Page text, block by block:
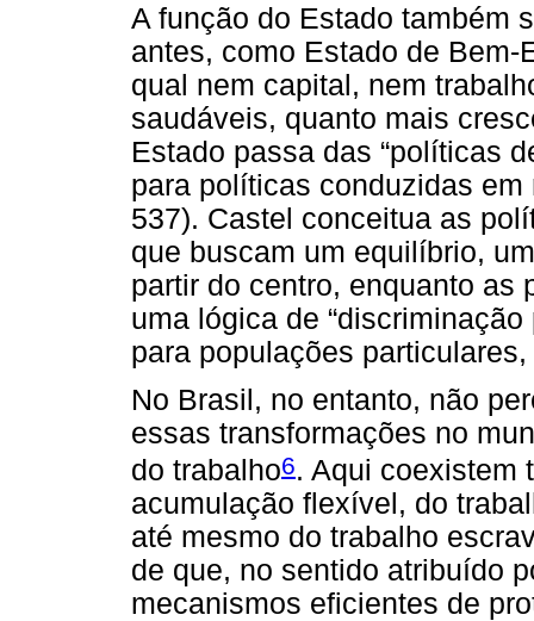
A função do Estado também
antes, como Estado de Bem-
qual nem capital, nem
saudáveis, quanto mais
Estado passa das “políticas
para políticas conduzidas em
537). Castel conceitua as
que buscam um equilíbrio,
partir do centro, enquanto as
uma lógica de
para populações particulares,
No Brasil, no entanto, não
essas transformações no
do trabalho6. Aqui coexistem
acumulação flexível, do
até mesmo do trabalho
de que, no sentido atribuído
mecanismos eficientes de